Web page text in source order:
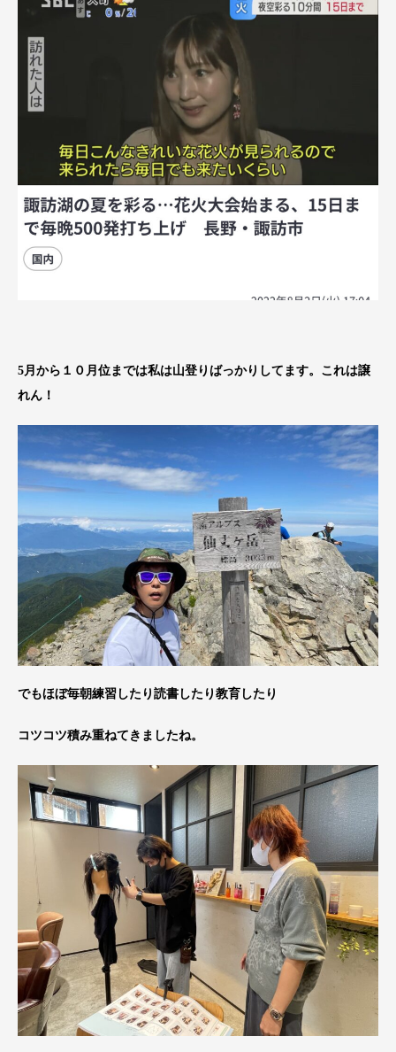
5月から１０月位までは私は山登りばっかりしてます。これは譲
れん！
でもほぼ毎朝練習したり読書したり教育したり
コツコツ積み重ねてきましたね。